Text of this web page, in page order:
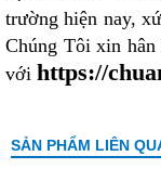
trường hiện nay,
Chúng Tôi xin
với https://
SẢN PHẨM LIÊN